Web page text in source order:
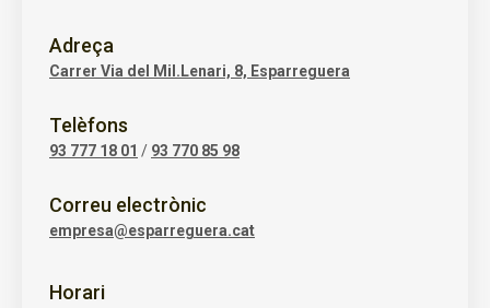
Adreça
Carrer Via del Mil.Lenari, 8, Esparreguera
Telèfons
93 777 18 01 / 93 770 85 98
Correu electrònic
empresa@esparreguera.cat
Horari